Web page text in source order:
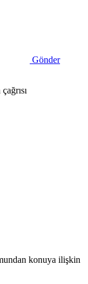
Gönder
konuya ilişkin